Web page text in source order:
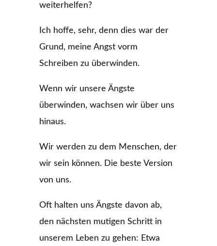
weiterhelfen?
Ich hoffe, sehr, denn dies war der
Grund, meine Angst vorm
Schreiben zu überwinden.
Wenn wir unsere Ängste
überwinden, wachsen wir über uns
hinaus.
Wir werden zu dem Menschen, der
wir sein können. Die beste Version
von uns.
Oft halten uns Ängste davon ab,
den nächsten mutigen Schritt in
unserem Leben zu gehen: Etwa